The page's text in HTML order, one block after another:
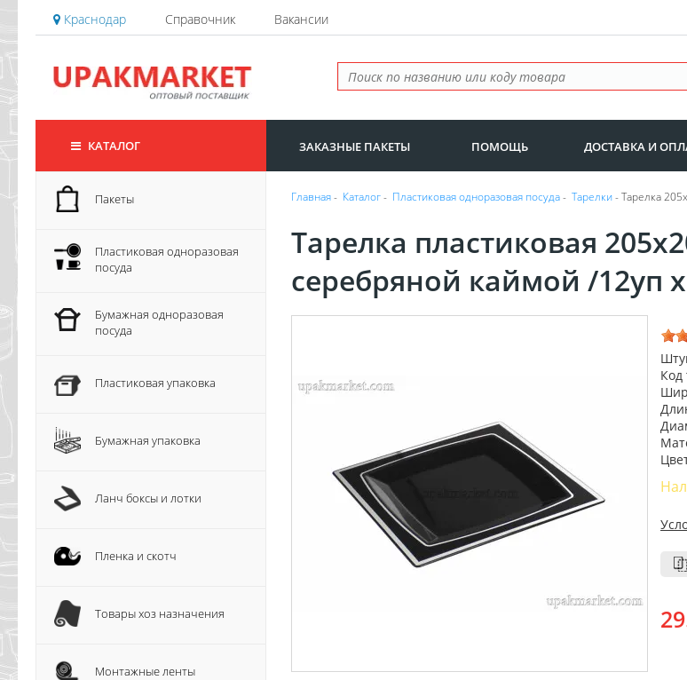
Краснодар Справочник Вакансии
КАТАЛОГ ЗАКАЗНЫЕ ПАКЕТЫ ПОМОЩЬ ДОСТАВКА И
Пакеты
Пластиковая одноразовая
посуда
Бумажная одноразовая
посуда
Пластиковая упаковка
Бумажная упаковка
Ланч боксы и лотки
Пленка и скотч
Товары хоз назначения
Монтажные ленты
Главная- Каталог- Пластиковая одноразовая посуда- Тарелки- Тарелка
Тарелка пластиковая
серебряной каймой /12уп
Код